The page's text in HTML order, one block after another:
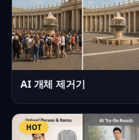
AI 개체 제거기
HOT